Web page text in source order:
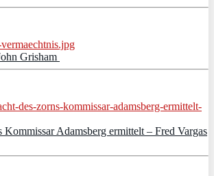
Grisham
Adamsberg ermittelt – Fred Vargas